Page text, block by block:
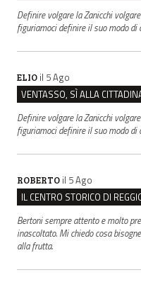
Definire volgare la Zanicchi
figuriamoci definire il suo modo di
ELIO il 5 Ago
Definire volgare la Zanicchi
figuriamoci definire il suo modo di
ROBERTO il 5 Ago
Bertoni sempre attento e molto
inascoltato. Mi chiedo cosa
alla frutta.